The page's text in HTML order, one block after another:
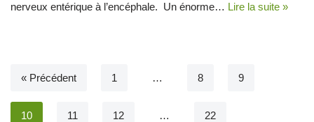
nerveux entérique à l’encéphale. Un énorme… Lire la suite »
« Précédent 1 … 8 9
10 11 12 … 22